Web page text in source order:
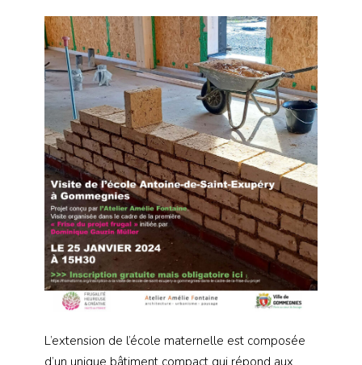
L’extension de l’école maternelle est composée